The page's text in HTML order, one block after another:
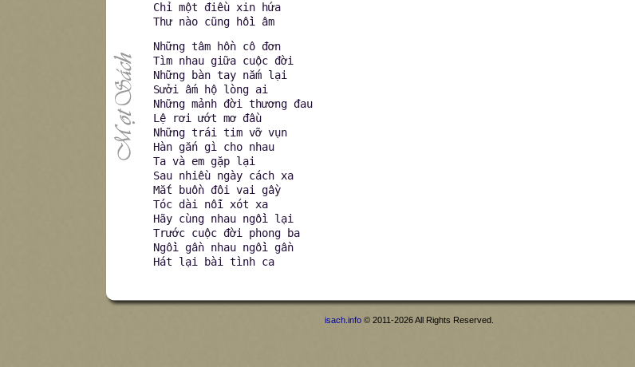
Chỉ một điều xin hứa
Thư nào cũng hồi âm
Những tâm hồn cô đơn
Tìm nhau giữa cuộc đời
Những bàn tay nắm lại
Sưởi ấm hộ lòng ai
Những mảnh đời thương đau
Lệ rơi ướt mơ đầu
Những trái tim vỡ vụn
Hàn gắn gì cho nhau
Ta và em gặp lại
Sau nhiều ngày cách xa
Mắt buồn đôi vai gầy
Tóc dài nỗi xót xa
Hãy cùng nhau ngồi lại
Trước cuộc đời phong ba
Ngồi gần nhau ngồi gần
Hát lại bài tình ca
isach.info © 2011-2026 All Rights Reserved.